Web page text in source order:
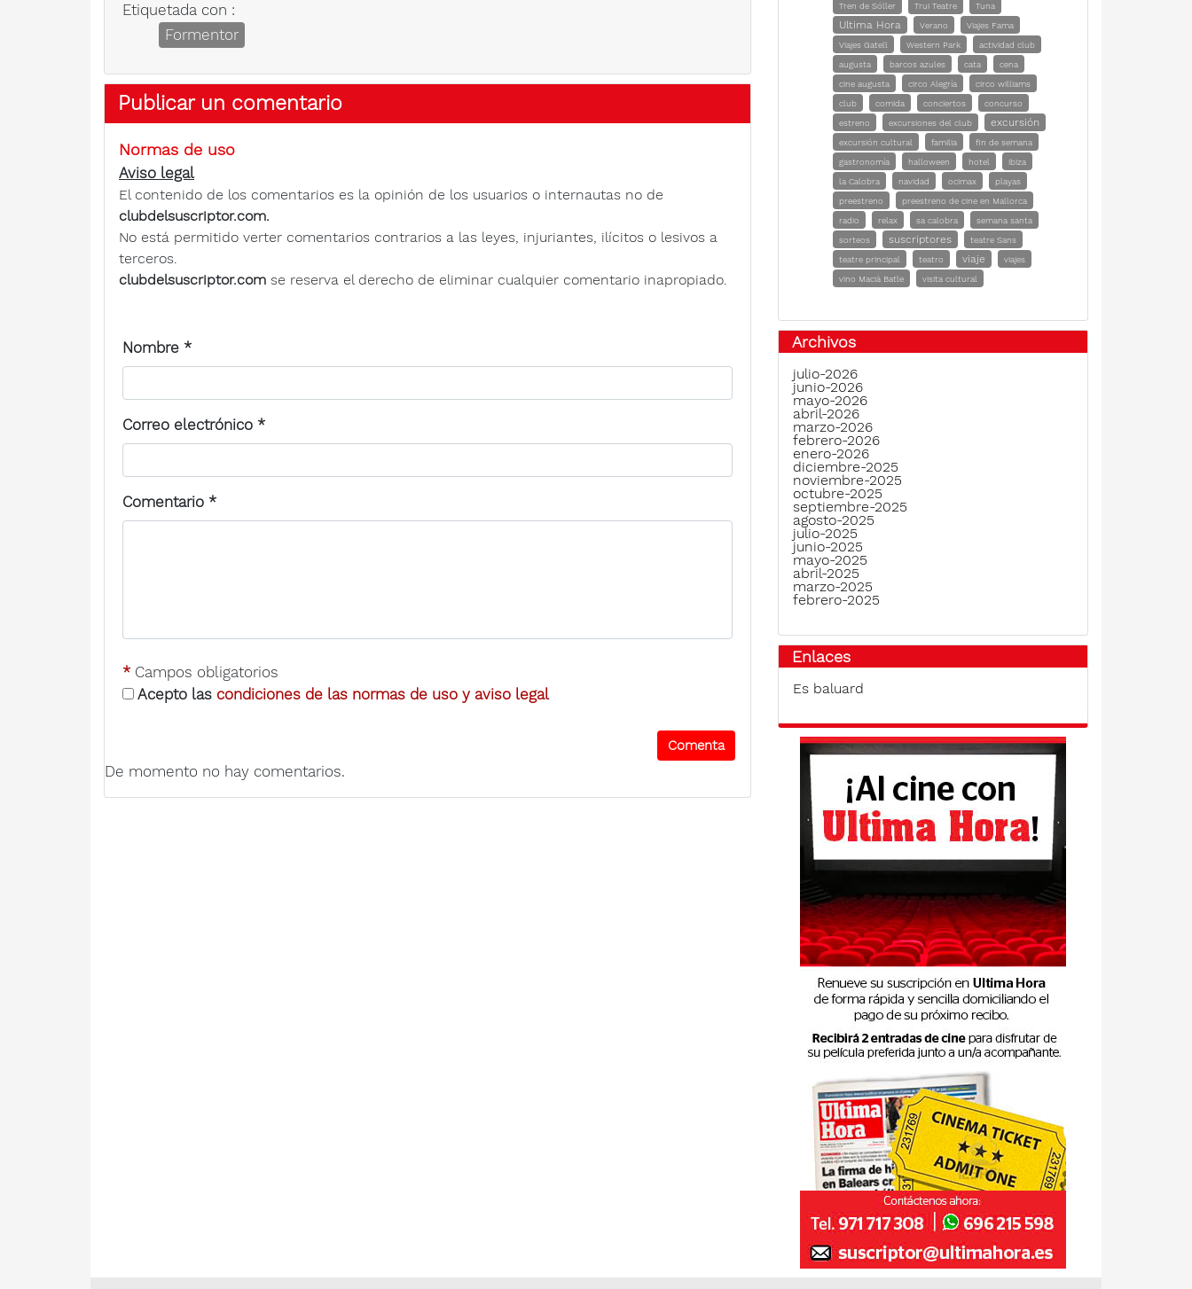
Etiquetada con :
Formentor
Publicar un comentario
Normas de uso
Aviso legal
El contenido de los comentarios es la opinión de los usuarios o internautas no de
clubdelsuscriptor.com.
No está permitido verter comentarios contrarios a las leyes, injuriantes, ilícitos o lesivos a
terceros.
clubdelsuscriptor.com se reserva el derecho de eliminar cualquier comentario inapropiado.
Nombre *
Correo electrónico *
Comentario *
* Campos obligatorios
Acepto las condiciones de las normas de uso y aviso legal
De momento no hay comentarios.
Tren de Sóller
Trui Teatre Tuna
Ultima Hora Verano
Viajes Fama
Viajes Gatell
Western Park
actividad club
augusta
barcos azules cata
cena
cine augusta
circo Alegría
circo williams
club
comida conciertos
concurso
estreno
excursiones del club excursión
excursión cultural familia
fin de semana
gastronomía
halloween hotel
ibiza
la Calobra
navidad ocimax
playas
preestreno
preestreno de cine en Mallorca
radio
relax sa calobra
semana santa
sorteos
suscriptores
teatre Sans
teatre principal
teatro viaje
viajes
vino Macià Batle
visita cultural
Archivos
julio-2026
junio-2026
mayo-2026
abril-2026
marzo-2026
febrero-2026
enero-2026
diciembre-2025
noviembre-2025
octubre-2025
septiembre-2025
agosto-2025
julio-2025
junio-2025
mayo-2025
abril-2025
marzo-2025
febrero-2025
Enlaces
Es baluard